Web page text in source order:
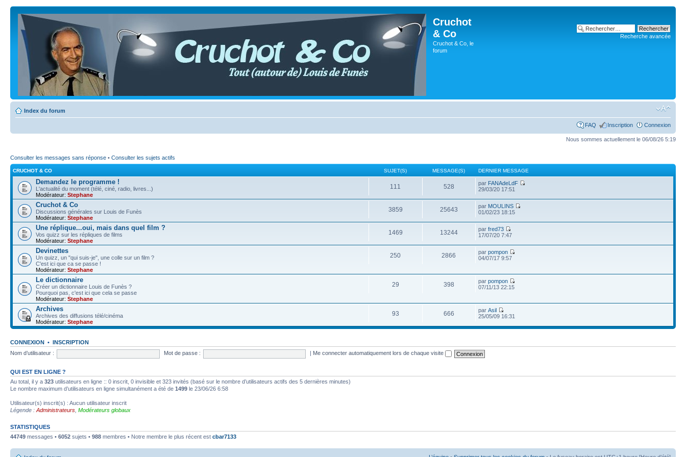
Cruchot
& Co
Cruchot & Co, le
forum
Recherche avancée
Index du forum
FAQ Inscription Connexion
Nous sommes actuellement le 06/08/26 5:19
Consulter les messages sans réponse • Consulter les sujets actifs
CRUCHOT & CO SUJET(S) MESSAGE(S) DERNIER MESSAGE
Demandez le programme !
L'actualité du moment (télé, ciné, radio, livres...)
Modérateur: Stephane
111 528 par FANAdeLdF
29/03/20 17:51
Cruchot & Co
Discussions générales sur Louis de Funès
Modérateur: Stephane
3859 25643 par MOULINS
01/02/23 18:15
Une réplique...oui, mais dans quel film ?
Vos quizz sur les répliques de films
Modérateur: Stephane
1469 13244 parfred73
17/07/20 7:47
Devinettes
Un quizz, un "qui suis-je", une colle sur un film ?
C'est ici que ca se passe !
Modérateur: Stephane
250 2866 parpompon
04/07/17 9:57
Le dictionnaire
Créer un dictionnaire Louis de Funès ?
Pourquoi pas, c'est ici que cela se passe
Modérateur: Stephane
29 398 parpompon
07/11/13 22:15
Archives
Archives des diffusions télé/cinéma
Modérateur: Stephane
93 666 parAsil
25/05/09 16:31
CONNEXION • INSCRIPTION
Nom d’utilisateur :
Mot de passe : Me connecter automatiquement lors de chaque visite
QUI EST EN LIGNE ?
Au total, il y a 323 utilisateurs en ligne :: 0 inscrit, 0 invisible et 323 invités (basé sur le nombre d’utilisateurs actifs des 5 dernières minutes)
Le nombre maximum d’utilisateurs en ligne simultanément a été de 1499 le 23/06/26 6:58
Utilisateur(s) inscrit(s) : Aucun utilisateur inscrit
Légende : Administrateurs Modérateurs globaux
STATISTIQUES
44749 messages • 6052 sujets • 988 membres • Notre membre le plus récent est cbar7133